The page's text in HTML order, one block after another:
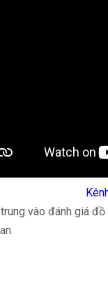
vào đánh giá